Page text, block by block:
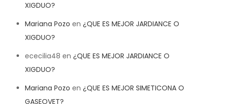
XIGDUO?
Mariana Pozo en ¿QUE ES MEJOR JARDIANCE O
XIGDUO?
ececilia48 en ¿QUE ES MEJOR JARDIANCE O
XIGDUO?
Mariana Pozo en ¿QUE ES MEJOR SIMETICONA O
GASEOVET?